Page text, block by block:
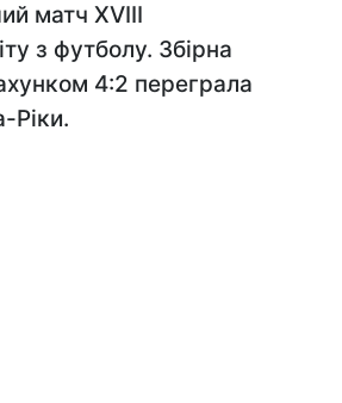
матч XVIII
з футболу. Збірна
4:2 переграла
Ріки.